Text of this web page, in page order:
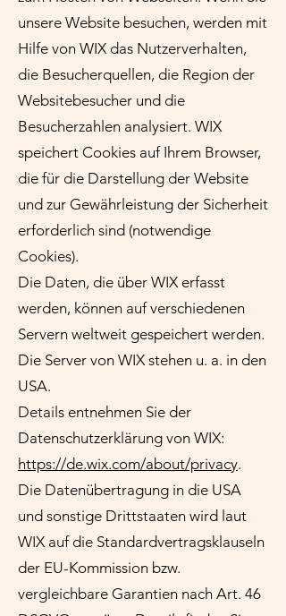
unsere Website besuchen, werden mit
Hilfe von WIX das Nutzerverhalten,
die Besucherquellen, die Region der
Websitebesucher und die
Besucherzahlen analysiert. WIX
speichert Cookies auf Ihrem Browser,
die für die Darstellung der Website
und zur Gewährleistung der Sicherheit
erforderlich sind (notwendige
Cookies).
Die Daten, die über WIX erfasst
werden, können auf verschiedenen
Servern weltweit gespeichert werden.
Die Server von WIX stehen u. a. in den
USA.
Details entnehmen Sie der
Datenschutzerklärung von WIX:
https://de.wix.com/about/privacy.
Die Datenübertragung in die USA
und sonstige Drittstaaten wird laut
WIX auf die Standardvertragsklauseln
der EU-Kommission bzw.
vergleichbare Garantien nach Art. 46